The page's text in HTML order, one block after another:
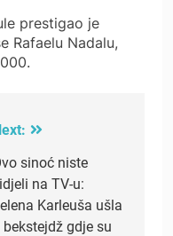
prestigao je
Rafaelu Nadalu,
sinoć niste
na TV-u:
Karleuša ušla
bekstejdž gdje su